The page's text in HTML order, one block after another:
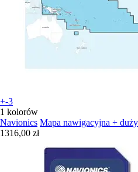
+-3
1 kolorów
Navionics Mapa nawigacyjna +
1316,00 zł